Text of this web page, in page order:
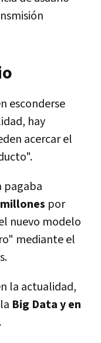
esconderse
hay
acercar el
pagaba
por
nuevo modelo
mediante el
la actualidad,
Big Data y en
.